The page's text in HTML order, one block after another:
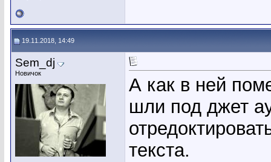
19.11.2018, 14:49
Sem_dj
Новичок
А как в ней
шли под джет
текста.